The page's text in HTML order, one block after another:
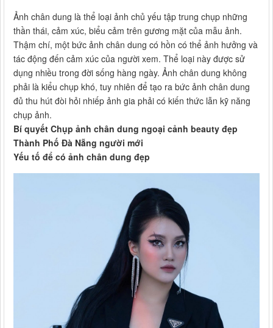
Ảnh chân dung là thể loại ảnh chủ yếu tập trung chụp những
thần thái, cảm xúc, biểu cảm trên gương mặt của mẫu ảnh.
Thậm chí, một bức ảnh chân dung có hồn có thể ảnh hưởng và
tác động đến cảm xúc của người xem. Thể loại này được sử
dụng nhiều trong đời sống hàng ngày. Ảnh chân dung không
phải là kiểu chụp khó, tuy nhiên để tạo ra bức ảnh chân dung
đủ thu hút đòi hỏi nhiếp ảnh gia phải có kiến thức lẫn kỹ năng
chụp ảnh.
Bí quyết Chụp ảnh chân dung ngoại cảnh beauty đẹp
Thành Phố Đà Nẵng người mới
Yếu tố để có ảnh chân dung đẹp